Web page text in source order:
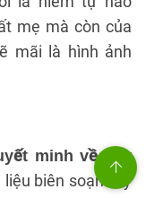
mẹ mà còn của
mãi là hình ảnh
minh về cây
biên soạn. Hy